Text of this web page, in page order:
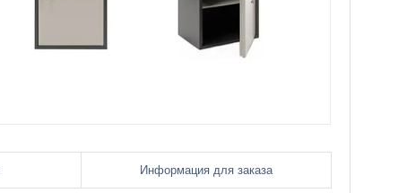
Информация для заказа